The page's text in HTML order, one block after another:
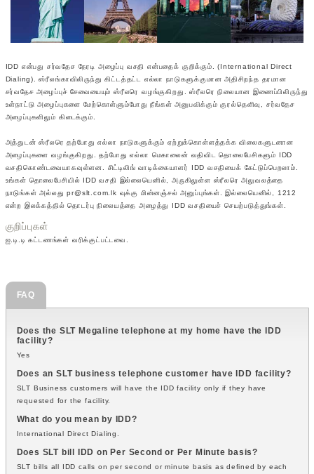
IDD என்பது சர்வதேச நேரடி அழைப்பு வசதி என்பதைக் குறிக்கும். (International Direct
Dialing). ஸ்ரீலங்காவிலிருந்து கிட்டத்தட்ட எல்லா நாடுகளுக்குமான அதிசிறந்த தரமான
சர்வதேச அழைப்புச் சேவையையும் ஸ்ரீலரெ வழங்குகிறது. ஸ்ரீலரெ நிலையான இணைப்பிலிருந்து
உள்நாட்டு அழைப்புகளை மேற்கொள்ளும்போது நீங்கள் அனுபவிக்கும் குரல்தெளிவு, சர்வதேச
அழைப்புகளிலும் கிடைக்கும்.
அத்துடன் ஸ்ரீலரெ தற்போது எல்லா நாடுகளுக்கும் ஏற்றுக்கொள்ளத்தக்க விலைகளுடனான
அழைப்புகளை வழங்குகிறது. தற்போது எல்லா மெகாலைன் வதிவிட தொலைபேசிகளும் IDD
வசதிகொண்டவையாகவுள்ளன. சிட்டிலிங் வாடிக்கையாளர் IDD வசதியைக் கேட்டுப்பெறலாம்.
உங்கள் தொலைபேசியில் IDD வசதி இல்லையெனில், அருகிலுள்ள ஸ்ரீலரெ அலுவலத்தை
நாடுங்கள் அல்லது pr@slt.com.lk வுக்கு மின்னஞ்சல் அனுப்புங்கள். இல்லையெனில், 1212
என்ற இலக்கத்தில் தொடர்பு நிலையத்தை அழைத்து IDD வசதியைச் செயற்படுத்துங்கள்.
குறிப்புகள்
ஐ.டி.டி கட்டணங்கள் வரிக்குட்பட்டவை.
FAQ
Does the SLT Megaline telephone at my home have the IDD
facility?
Yes
Does an SLT business telephone customer have IDD facility?
SLT Business customers will have the IDD facility only if they have
requested for the facility.
What do you mean by IDD?
International Direct Dialing.
Does SLT bill IDD on Per Second or Per Minute basis?
SLT bills all IDD calls on per second or minute basis as defined by each